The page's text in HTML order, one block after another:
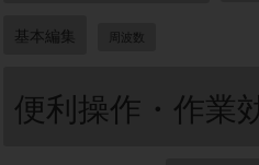
基本編集 周波数
便利操作・作業